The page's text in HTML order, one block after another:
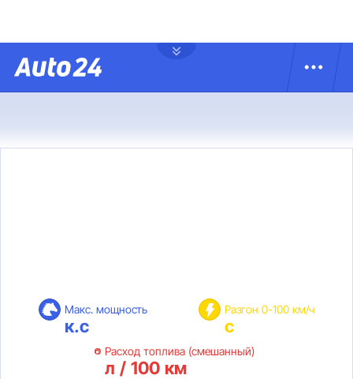
Макс. мощность
к.с
Разгон 0-100 км/ч
с
Расход топлива (смешанный)
л / 100 км